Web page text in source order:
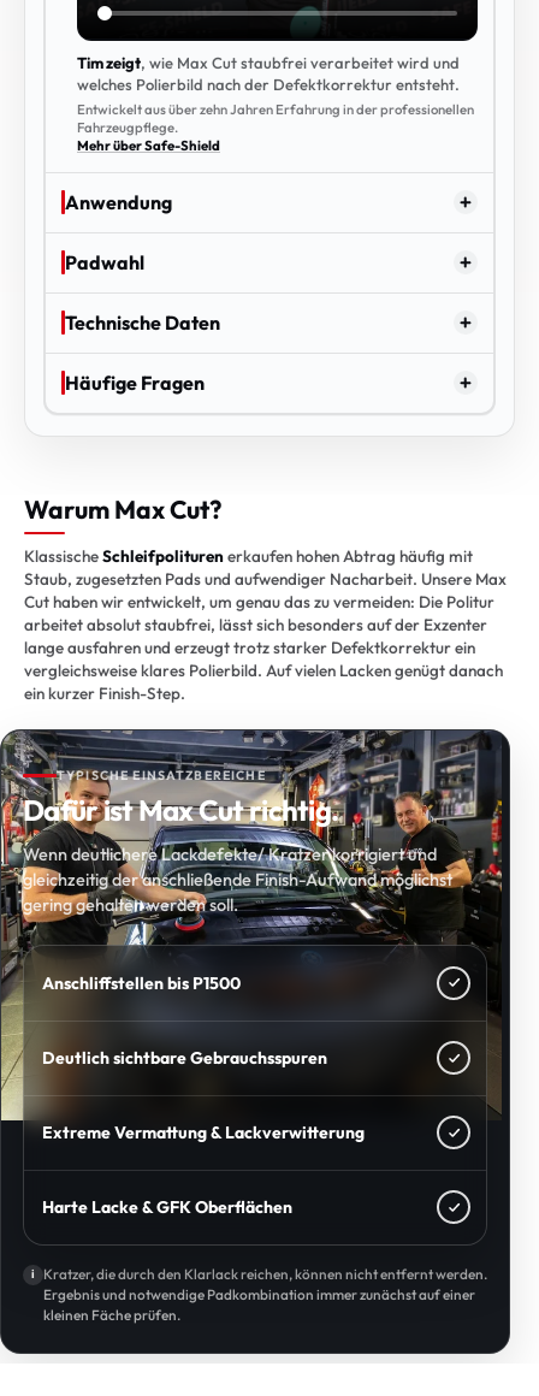
Tim zeigt, wie Max Cut staubfrei verarbeitet wird und
welches Polierbild nach der Defektkorrektur entsteht.
Entwickelt aus über zehn Jahren Erfahrung in der professionellen
Fahrzeugpflege.
Mehr über Safe-Shield
Anwendung
Padwahl
Technische Daten
Häufige Fragen
Warum Max Cut?
KlassischeSchleifpoliturenerkaufen hohen Abtrag häufig mit
Staub, zugesetzten Pads und aufwendiger Nacharbeit. Unsere Max
Cut haben wir entwickelt, um genau das zu vermeiden: Die Politur
arbeitet absolut staubfrei, lässt sich besonders auf der Exzenter
lange ausfahren und erzeugt trotz starker Defektkorrektur ein
vergleichsweise klares Polierbild. Auf vielen Lacken genügt danach
ein kurzer Finish-Step.
TYPISCHE EINSATZBEREICHE
Dafür ist Max Cut richtig.
Wenn deutlichere Lackdefekte/ Kratzer korrigiert und
gleichzeitig der anschließende Finish-Aufwand möglichst
gering gehalten werden soll.
Anschliffstellen bis P1500
Deutlich sichtbare Gebrauchsspuren
Extreme Vermattung & Lackverwitterung
Harte Lacke & GFK Oberflächen
i
Kratzer, die durch den Klarlack reichen, können nicht entfernt werden.
Ergebnis und notwendige Padkombination immer zunächst auf einer
kleinen Fäche prüfen.